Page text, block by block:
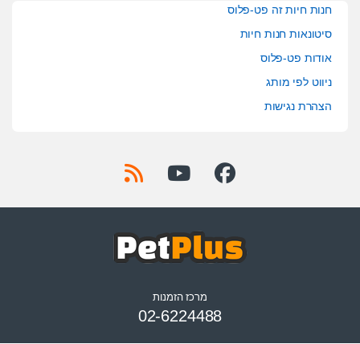
חנות חיות זה פט-פלוס
סיטונאות חנות חיות
אודות פט-פלוס
ניווט לפי מותג
הצהרת נגישות
מרכז הזמנות
02-6224488